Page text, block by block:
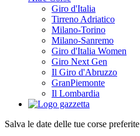
Giro d'Italia
Tirreno Adriatico
Milano-Torino
Milano-Sanremo
Giro d'Italia Women
Giro Next Gen
Il Giro d'Abruzzo
GranPiemonte
Il Lombardia
Salva le date delle tue corse preferite